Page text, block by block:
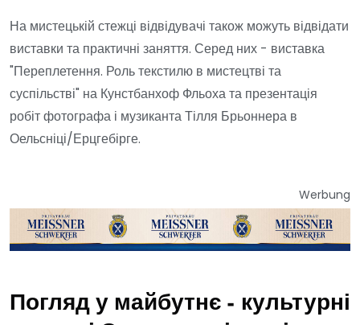
На мистецькій стежці відвідувачі також можуть відвідати
виставки та практичні заняття. Серед них - виставка
"Переплетення. Роль текстилю в мистецтві та
суспільстві" на Кунстбанхоф Фльоха та презентація
робіт фотографа і музиканта Тілля Брьоннера в
Оельсніці/Ерцгебірге.
Werbung
Погляд у майбутнє - культурні